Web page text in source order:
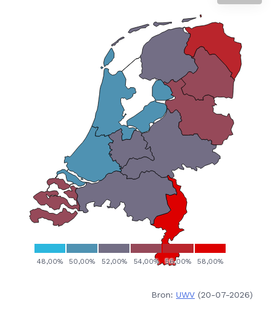
Bron: UWV (20-07-2026)